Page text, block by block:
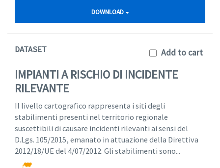
DOWNLOAD
DATASET Add to cart
IMPIANTI A RISCHIO DI INCIDENTE
RILEVANTE
Il livello cartografico rappresenta i siti degli
stabilimenti presenti nel territorio regionale
suscettibili di causare incidenti rilevanti ai sensi del
D.Lgs. 105/2015, emanato in attuazione della Direttiva
2012/18/UE del 4/07/2012. Gli stabilimenti sono...